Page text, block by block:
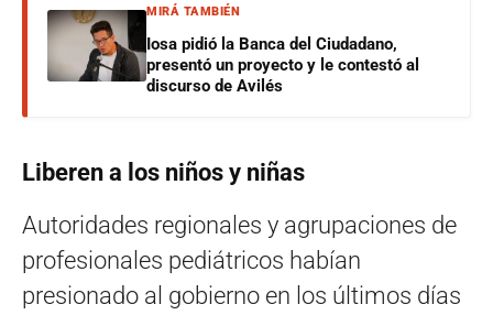
MIRÁ TAMBIÉN
Iosa pidió la Banca del Ciudadano,
presentó un proyecto y le contestó al
discurso de Avilés
Liberen a los niños y niñas
Autoridades regionales y agrupaciones de
profesionales pediátricos habían
presionado al gobierno en los últimos días